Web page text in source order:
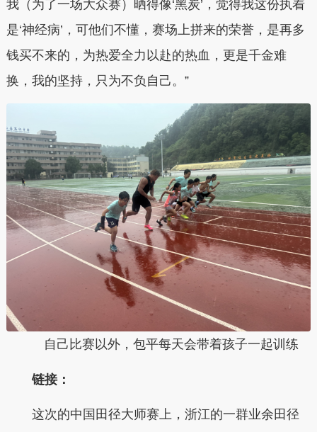
我（为了一场大众赛）晒得像‘黑炭’，觉得我这份执着
是‘神经病’，可他们不懂，赛场上拼来的荣誉，是再多
钱买不来的，为热爱全力以赴的热血，更是千金难
换，我的坚持，只为不负自己。”
自己比赛以外，包平每天会带着孩子一起训练
链接：
这次的中国田径大师赛上，浙江的一群业余 田径